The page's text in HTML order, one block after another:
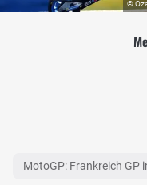
MotoGP: Frankreich GP